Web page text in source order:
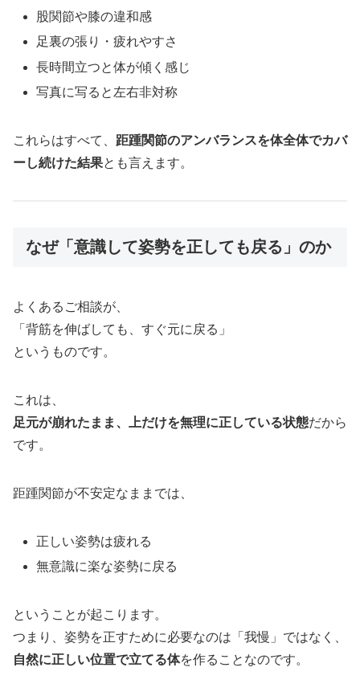
股関節や膝の違和感
足裏の張り・疲れやすさ
長時間立つと体が傾く感じ
写真に写ると左右非対称
これらはすべて、 距踵関節のアンバランスを体全体でカバ
ーし続けた結果とも言えます。
なぜ「意識して姿勢を正しても戻る」のか
よくあるご相談が、
「背筋を伸ばしても、すぐ元に戻る」
というものです。
これは、
足元が崩れたまま、上だけを無理に正している状態だから
です。
距踵関節が不安定なままでは、
正しい姿勢は疲れる
無意識に楽な姿勢に戻る
ということが起こります。
つまり、姿勢を正すために必要なのは「我慢」ではなく、
自然に正しい位置で立てる体を作ることなのです。